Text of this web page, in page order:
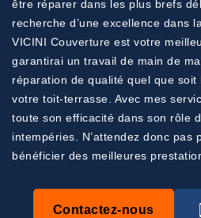
être réparer dans les plus brefs
recherche d’une excellence dans
VICINI Couverture est votre
garantirai un travail de main de
réparation de qualité quel que soit
votre toit-terrasse. Avec mes
toute son efficacité dans son rôle
intempéries. N’attendez donc pas
bénéficier des meilleures
Contactez-nous